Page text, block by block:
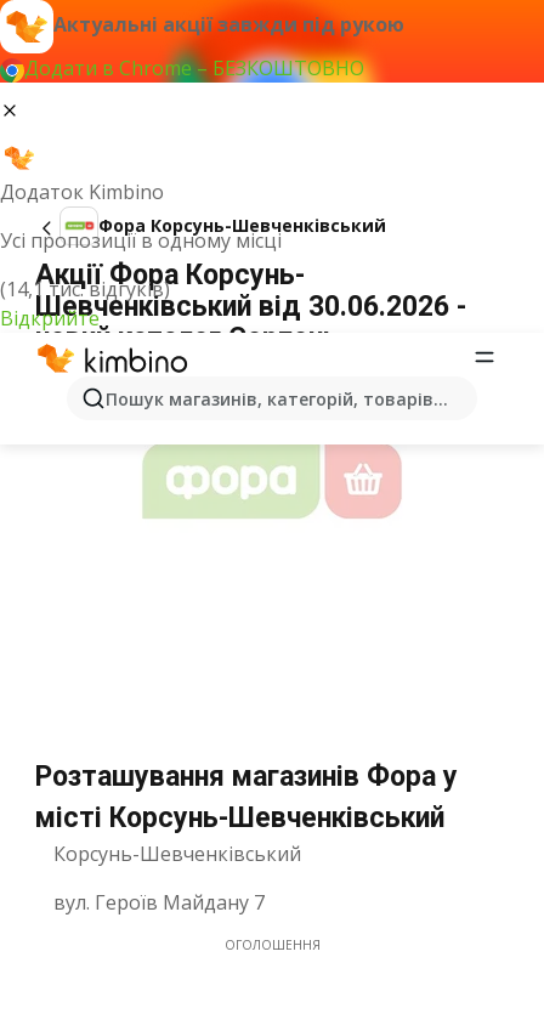
Актуальні акції завжди під рукою
Додати в Chrome – БЕЗКОШТОВНО
Додаток Kimbino
Усі пропозиції в одному місці
(14,1 тис. відгуків)
Відкрийте
Пошук магазинів, категорій, товарів...
Фора Корсунь-Шевченківський
Акції Фора Корсунь-
Шевченківський від 30.06.2026 -
новий каталог Серпень
Розташування магазинів Фора у
місті Корсунь-Шевченківський
Корсунь-Шевченківський
вул. Героїв Майдану 7
ОГОЛОШЕННЯ